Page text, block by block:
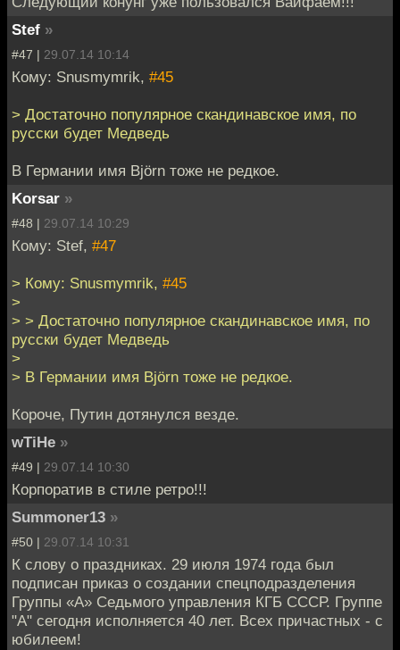
Stef »
#47 | 29.07.14 10:14
Кому: Snusmymrik, #45
> Достаточно популярное скандинавское имя, по
русски будет Медведь
В Германии имя Björn тоже не редкое.
Korsar »
#48 | 29.07.14 10:29
Кому: Stef, #47
> Кому: Snusmymrik, #45
>
> > Достаточно популярное скандинавское имя, по
русски будет Медведь
>
> В Германии имя Björn тоже не редкое.
Короче, Путин дотянулся везде.
wTiHe »
#49 | 29.07.14 10:30
Корпоратив в стиле ретро!!!
Summoner13 »
#50 | 29.07.14 10:31
К слову о праздниках. 29 июля 1974 года был
подписан приказ о создании спецподразделения
Группы «А» Седьмого управления КГБ СССР. Группе
"А" сегодня исполняется 40 лет. Всех причастных - с
юбилеем!